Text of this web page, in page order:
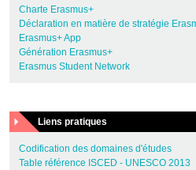
Charte Erasmus+
Déclaration en matière de stratégie
Erasmus+ App
Génération Erasmus+
Erasmus Student Network
Liens pratiques
Codification des domaines d'études
Table référence ISCED - UNESCO 2013